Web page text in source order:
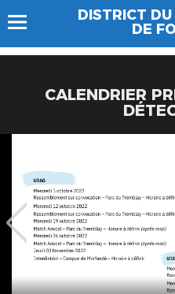
DISTRICT
DE
CALENDRIER